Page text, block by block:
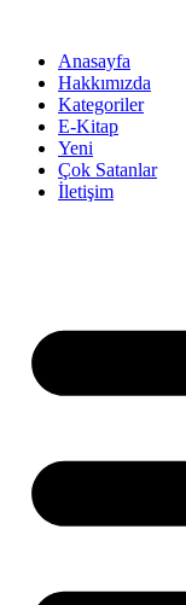
Anasayfa
Hakkımızda
Kategoriler
E-Kitap
Yeni
Çok Satanlar
İletişim